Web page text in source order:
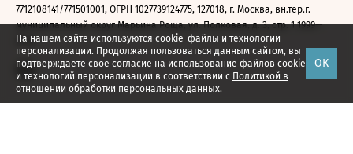
На нашем сайте используются cookie-файлы и технологии
персонализации. Продолжая пользоваться данным сайтом, вы
подтверждаете свое согласие на использование файлов cookie
и технологий персонализации в соответствии с Политикой в
отношении обработки персональных данных.
ОК
7712108141/771501001, ОГРН 1027739124775, 127018, г. Москва, вн.тер.г.
муниципальный округ Марьина Роща, ул. Полковая, д. 3, стр. 1 1999—
2026